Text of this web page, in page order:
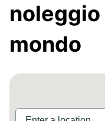
noleggio
mondo